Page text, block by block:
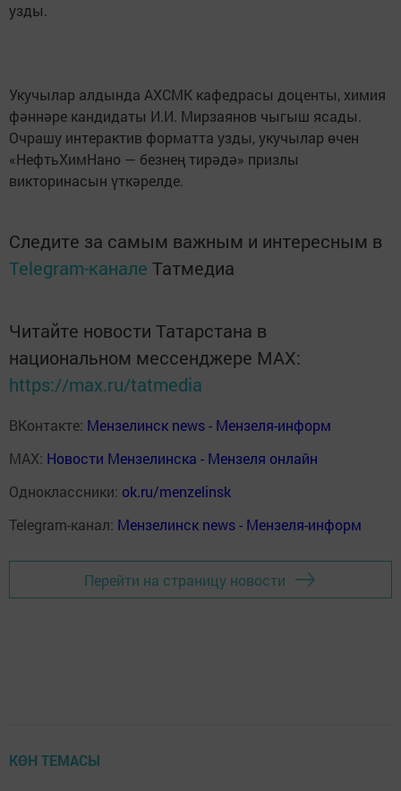
узды.
Укучылар алдында АХСМК кафедрасы доценты, химия
фәннәре кандидаты И.И. Мирзаянов чыгыш ясады.
Очрашу интерактив форматта узды, укучылар өчен
«НефтьХимНано — безнең тирәдә» призлы
викторинасын үткәрелде.
Следите за самым важным и интересным в
Telegram-канале Татмедиа
Читайте новости Татарстана в
национальном мессенджере MАХ:
https://max.ru/tatmedia
ВКонтакте: Мензелинск news - Мензеля-информ
MAX: Новости Мензелинска - Мензеля онлайн
Одноклассники: ok.ru/menzelinsk
Telegram-канал: Мензелинск news - Мензеля-информ
Перейти на страницу новости
КӨН ТЕМАСЫ